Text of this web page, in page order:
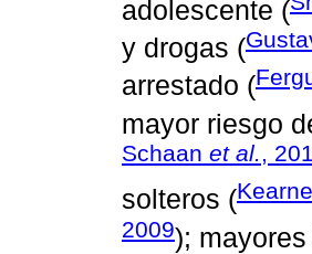
adolescente (
y drogas (
arrestado (
mayor riesgo
Schaan et al.,
solteros (
2009);